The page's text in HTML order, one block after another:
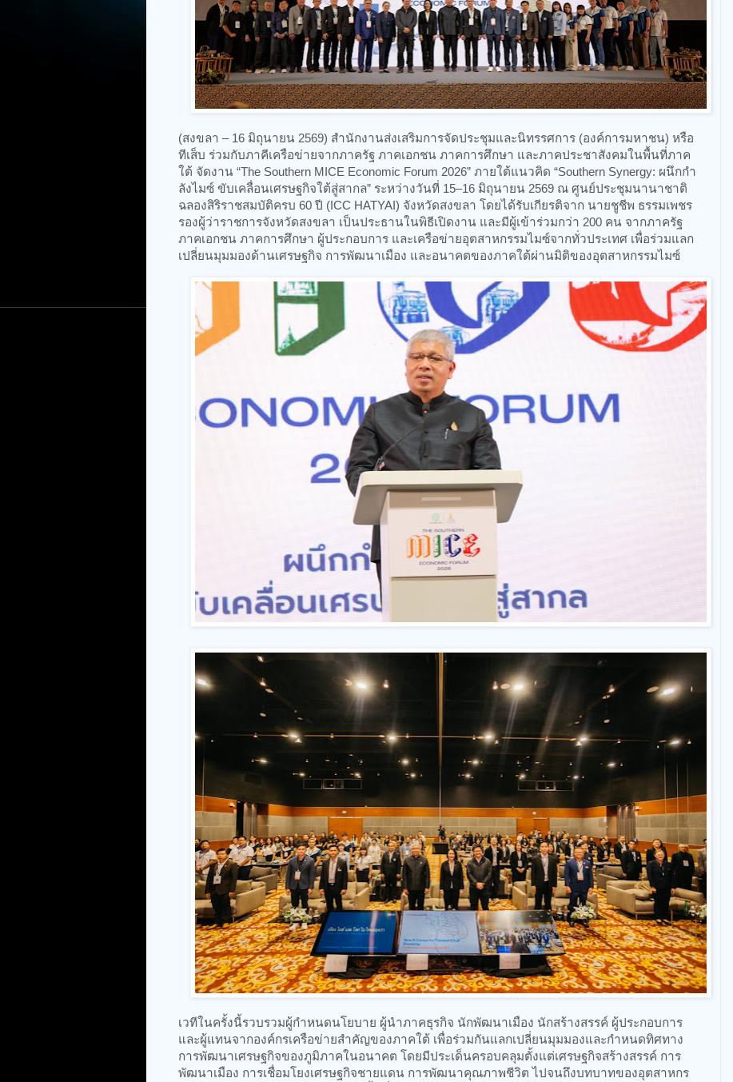
(สงขลา – 16 มิถุนายน 2569) สำนักงานส่งเสริมการจัดประชุมและนิทรรศการ (องค์การมหาชน) หรือ
ทีเส็บ ร่วมกับภาคีเครือข่ายจากภาครัฐ ภาคเอกชน ภาคการศึกษา และภาคประชาสังคมในพื้นที่ภาค
ใต้ จัดงาน “The Southern MICE Economic Forum 2026” ภายใต้แนวคิด “Southern Synergy: ผนึกกำ
ลังไมซ์ ขับเคลื่อนเศรษฐกิจใต้สู่สากล” ระหว่างวันที่ 15–16 มิถุนายน 2569 ณ ศูนย์ประชุมนานาชาติ
ฉลองสิริราชสมบัติครบ 60 ปี (ICC HATYAI) จังหวัดสงขลา โดยได้รับเกียรติจาก นายชูชีพ ธรรมเพชร
รองผู้ว่าราชการจังหวัดสงขลา เป็นประธานในพิธีเปิดงาน และมีผู้เข้าร่วมกว่า 200 คน จากภาครัฐ
ภาคเอกชน ภาคการศึกษา ผู้ประกอบการ และเครือข่ายอุตสาหกรรมไมซ์จากทั่วประเทศ เพื่อร่วมแลก
เปลี่ยนมุมมองด้านเศรษฐกิจ การพัฒนาเมือง และอนาคตของภาคใต้ผ่านมิติของอุตสาหกรรมไมซ์
เวทีในครั้งนี้รวบรวมผู้กำหนดนโยบาย ผู้นำภาคธุรกิจ นักพัฒนาเมือง นักสร้างสรรค์ ผู้ประกอบการ
และผู้แทนจากองค์กรเครือข่ายสำคัญของภาคใต้ เพื่อร่วมกันแลกเปลี่ยนมุมมองและกำหนดทิศทาง
การพัฒนาเศรษฐกิจของภูมิภาคในอนาคต โดยมีประเด็นครอบคลุมตั้งแต่เศรษฐกิจสร้างสรรค์ การ
พัฒนาเมือง การเชื่อมโยงเศรษฐกิจชายแดน การพัฒนาคุณภาพชีวิต ไปจนถึงบทบาทของอุตสาหกร